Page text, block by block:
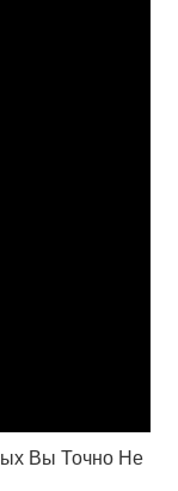
Вы Точно Не